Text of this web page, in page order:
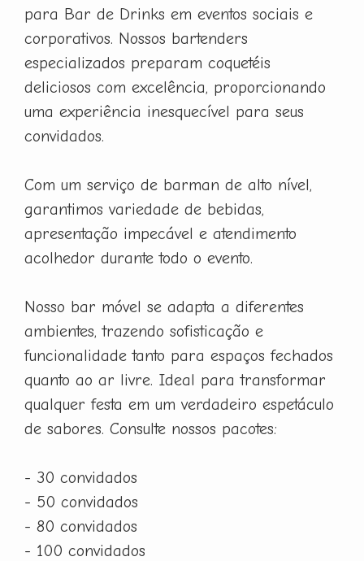
para Bar de Drinks em eventos sociais e
corporativos. Nossos bartenders
especializados preparam coquetéis
deliciosos com excelência, proporcionando
uma experiência inesquecível para seus
convidados.
Com um serviço de barman de alto nível,
garantimos variedade de bebidas,
apresentação impecável e atendimento
acolhedor durante todo o evento.
Nosso bar móvel se adapta a diferentes
ambientes, trazendo sofisticação e
funcionalidade tanto para espaços fechados
quanto ao ar livre. Ideal para transformar
qualquer festa em um verdadeiro espetáculo
de sabores. Consulte nossos pacotes:
- 30 convidados
- 50 convidados
- 80 convidados
- 100 convidados